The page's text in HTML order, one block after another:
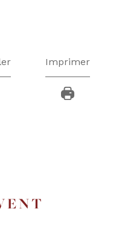
Imprimer